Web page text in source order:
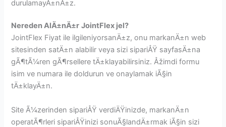
durulamayÄ±nÄ±z.
Nereden AlÄ±nÄ±r JointFlex jel?
JointFlex Fiyat ile ilgileniyorsanÄ±z, onu markanÄ±n web
sitesinden satÄ±n alabilir veya sizi sipariÅŸ sayfasÄ±na
gÃ¶tÃ¼ren gÃ¶rsellere tÄ±klayabilirsiniz. Åžimdi formu
isim ve numara ile doldurun ve onaylamak iÃ§in
tÄ±klayÄ±n.
Site Ã¼zerinden sipariÅŸ verdiÄŸinizde, markanÄ±n
operatÃ¶rleri sipariÅŸinizi sonuÃ§landÄ±rmak iÃ§in sizi